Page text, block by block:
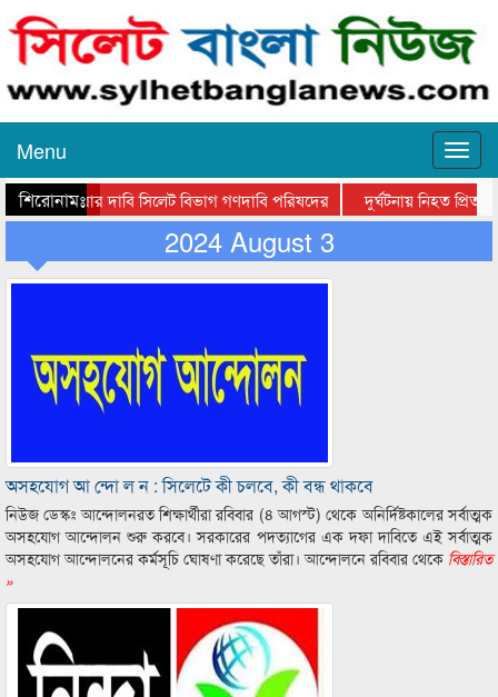
Menu
শিরোনামঃ-
করার দাবি সিলেট বিভাগ গণদাবি পরিষদের
দুর্ঘটনায় নিহত
হাসপাতালে মহানগর জামায়াত নেতৃবৃন্দ
সিলেটে তালামীযে ইসলামিয়ার
2024 August 3
অসহযোগ আ ন্দো ল ন : সিলেটে কী চলবে, কী বন্ধ থাকবে
নিউজ ডেস্কঃ আন্দোলনরত শিক্ষার্থীরা রবিবার (৪ আগস্ট) থেকে অনির্দিষ্টকালের সর্বাত্মক
অসহযোগ আন্দোলন শুরু করবে। সরকারের পদত্যাগের এক দফা দাবিতে এই সর্বাত্মক
অসহযোগ আন্দোলনের কর্মসূচি ঘোষণা করেছে তাঁরা। আন্দোলনে রবিবার থেকে বিস্তারিত
»